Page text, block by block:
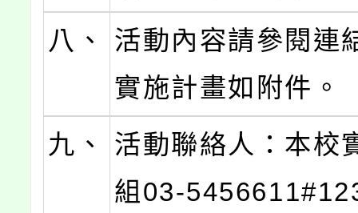
八、
活動內容請參閱連
實施計畫如附件。
九、
活動聯絡人：本校
組03-